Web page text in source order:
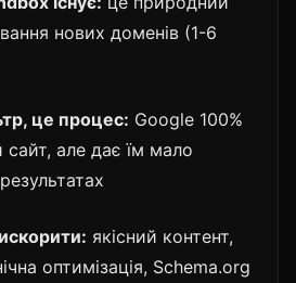
нових доменів (1-6
це процес: Google 100%
сайт, але дає їм мало
якісний контент,
оптимізація, Schema.org